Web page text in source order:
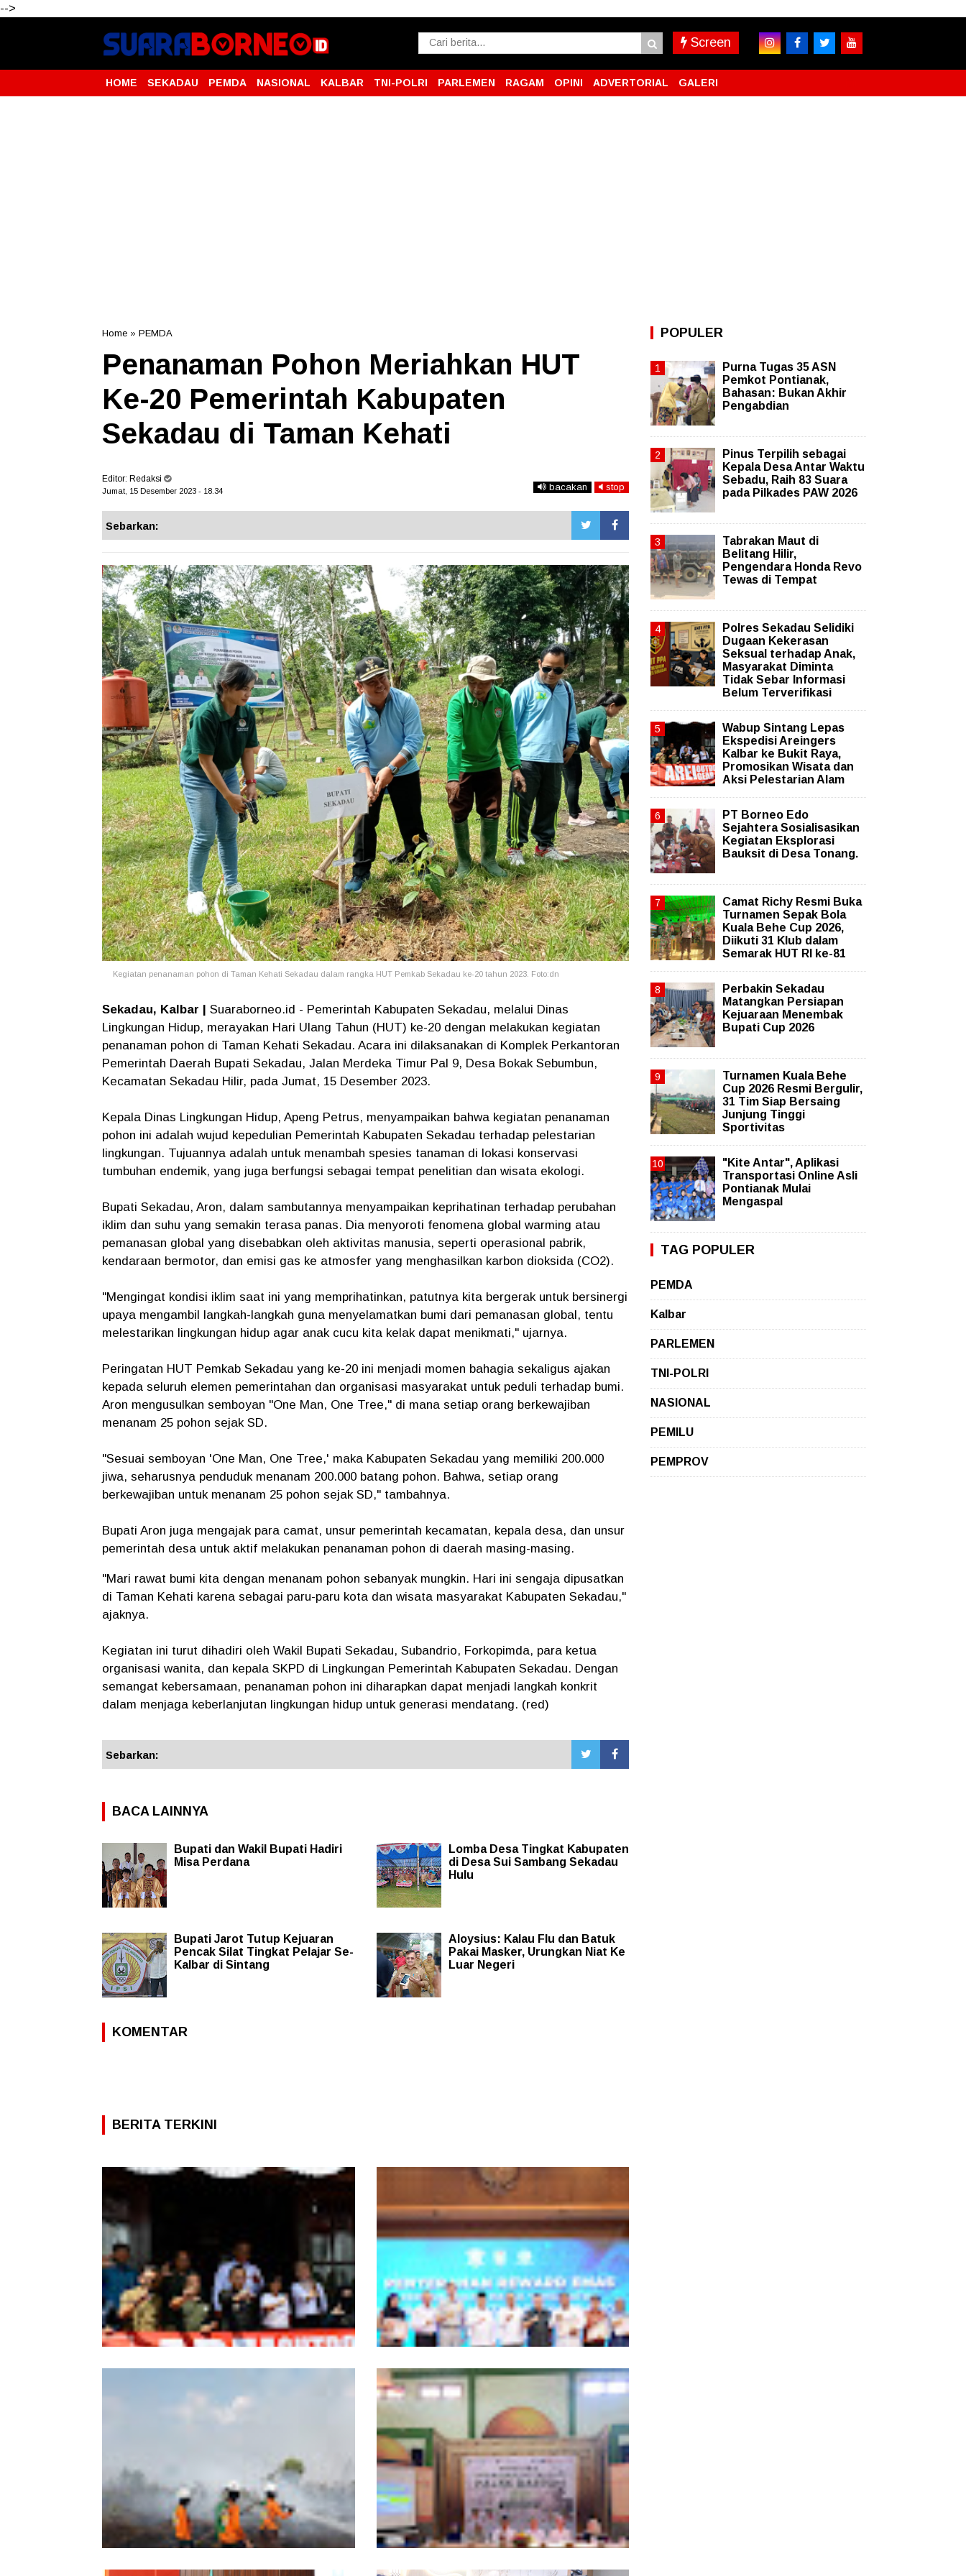
-->
Screen
HOME SEKADAU PEMDA NASIONAL KALBAR TNI-POLRI PARLEMEN RAGAM OPINI ADVERTORIAL GALERI
Home » PEMDA
Penanaman Pohon Meriahkan HUT
Ke-20 Pemerintah Kabupaten
Sekadau di Taman Kehati
Editor: Redaksi
Jumat, 15 Desember 2023 - 18.34 bacakan stop
Sebarkan:
Kegiatan penanaman pohon di Taman Kehati Sekadau dalam rangka HUT Pemkab Sekadau ke-20 tahun 2023. Foto:dn
Sekadau, Kalbar | Suaraborneo.id - Pemerintah Kabupaten Sekadau, melalui Dinas
Lingkungan Hidup, merayakan Hari Ulang Tahun (HUT) ke-20 dengan melakukan kegiatan
penanaman pohon di Taman Kehati Sekadau. Acara ini dilaksanakan di Komplek Perkantoran
Pemerintah Daerah Bupati Sekadau, Jalan Merdeka Timur Pal 9, Desa Bokak Sebumbun,
Kecamatan Sekadau Hilir, pada Jumat, 15 Desember 2023.
Kepala Dinas Lingkungan Hidup, Apeng Petrus, menyampaikan bahwa kegiatan penanaman
pohon ini adalah wujud kepedulian Pemerintah Kabupaten Sekadau terhadap pelestarian
lingkungan. Tujuannya adalah untuk menambah spesies tanaman di lokasi konservasi
tumbuhan endemik, yang juga berfungsi sebagai tempat penelitian dan wisata ekologi.
Bupati Sekadau, Aron, dalam sambutannya menyampaikan keprihatinan terhadap perubahan
iklim dan suhu yang semakin terasa panas. Dia menyoroti fenomena global warming atau
pemanasan global yang disebabkan oleh aktivitas manusia, seperti operasional pabrik,
kendaraan bermotor, dan emisi gas ke atmosfer yang menghasilkan karbon dioksida (CO2).
"Mengingat kondisi iklim saat ini yang memprihatinkan, patutnya kita bergerak untuk bersinergi
upaya mengambil langkah-langkah guna menyelamatkan bumi dari pemanasan global, tentu
melestarikan lingkungan hidup agar anak cucu kita kelak dapat menikmati," ujarnya.
Peringatan HUT Pemkab Sekadau yang ke-20 ini menjadi momen bahagia sekaligus ajakan
kepada seluruh elemen pemerintahan dan organisasi masyarakat untuk peduli terhadap bumi.
Aron mengusulkan semboyan "One Man, One Tree," di mana setiap orang berkewajiban
menanam 25 pohon sejak SD.
"Sesuai semboyan 'One Man, One Tree,' maka Kabupaten Sekadau yang memiliki 200.000
jiwa, seharusnya penduduk menanam 200.000 batang pohon. Bahwa, setiap orang
berkewajiban untuk menanam 25 pohon sejak SD," tambahnya.
Bupati Aron juga mengajak para camat, unsur pemerintah kecamatan, kepala desa, dan unsur
pemerintah desa untuk aktif melakukan penanaman pohon di daerah masing-masing.
"Mari rawat bumi kita dengan menanam pohon sebanyak mungkin. Hari ini sengaja dipusatkan
di Taman Kehati karena sebagai paru-paru kota dan wisata masyarakat Kabupaten Sekadau,"
ajaknya.
Kegiatan ini turut dihadiri oleh Wakil Bupati Sekadau, Subandrio, Forkopimda, para ketua
organisasi wanita, dan kepala SKPD di Lingkungan Pemerintah Kabupaten Sekadau. Dengan
semangat kebersamaan, penanaman pohon ini diharapkan dapat menjadi langkah konkrit
dalam menjaga keberlanjutan lingkungan hidup untuk generasi mendatang. (red)
Sebarkan:
BACA LAINNYA
Bupati dan Wakil Bupati Hadiri
Misa Perdana
Lomba Desa Tingkat Kabupaten
di Desa Sui Sambang Sekadau
Hulu
Bupati Jarot Tutup Kejuaran
Pencak Silat Tingkat Pelajar Se-
Kalbar di Sintang
Aloysius: Kalau Flu dan Batuk
Pakai Masker, Urungkan Niat Ke
Luar Negeri
KOMENTAR
BERITA TERKINI
Pemprov Kalbar Tegaskan Komitmen
Percepat Digitalisasi Pelayanan Publik
POPULER
Purna Tugas 35 ASN
Pemkot Pontianak,
Bahasan: Bukan Akhir
Pengabdian
Pinus Terpilih sebagai
Kepala Desa Antar Waktu
Sebadu, Raih 83 Suara
pada Pilkades PAW 2026
Tabrakan Maut di
Belitang Hilir,
Pengendara Honda Revo
Tewas di Tempat
Polres Sekadau Selidiki
Dugaan Kekerasan
Seksual terhadap Anak,
Masyarakat Diminta
Tidak Sebar Informasi
Belum Terverifikasi
Wabup Sintang Lepas
Ekspedisi Areingers
Kalbar ke Bukit Raya,
Promosikan Wisata dan
Aksi Pelestarian Alam
PT Borneo Edo
Sejahtera Sosialisasikan
Kegiatan Eksplorasi
Bauksit di Desa Tonang.
Camat Richy Resmi Buka
Turnamen Sepak Bola
Kuala Behe Cup 2026,
Diikuti 31 Klub dalam
Semarak HUT RI ke-81
Perbakin Sekadau
Matangkan Persiapan
Kejuaraan Menembak
Bupati Cup 2026
Turnamen Kuala Behe
Cup 2026 Resmi Bergulir,
31 Tim Siap Bersaing
Junjung Tinggi
Sportivitas
"Kite Antar", Aplikasi
Transportasi Online Asli
Pontianak Mulai
Mengaspal
TAG POPULER
PEMDA
Kalbar
PARLEMEN
TNI-POLRI
NASIONAL
PEMILU
PEMPROV